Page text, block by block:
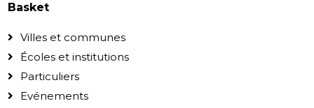
Basket
Villes et communes
Écoles et institutions
Particuliers
Evénements